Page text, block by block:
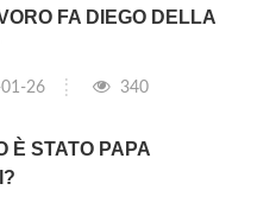
FA DIEGO DELLA
26 340
È STATO PAPA